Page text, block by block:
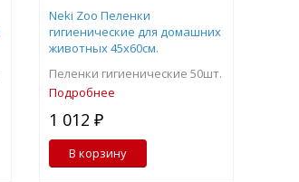
Neki Zoo Пеленки
гигиенические для домашних
животных 45х60см.
Пеленки гигиенические 50шт.
Подробнее
1 012 ₽
В корзину